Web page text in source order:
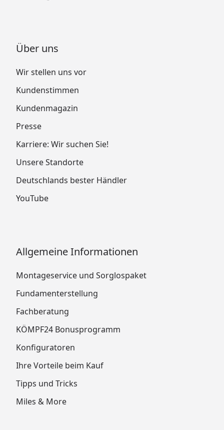
Über uns
Wir stellen uns vor
Kundenstimmen
Kundenmagazin
Presse
Karriere: Wir suchen Sie!
Unsere Standorte
Deutschlands bester Händler
YouTube
Allgemeine Informationen
Montageservice und Sorglospaket
Fundamenterstellung
Fachberatung
KÖMPF24 Bonusprogramm
Konfiguratoren
Ihre Vorteile beim Kauf
Tipps und Tricks
Miles & More